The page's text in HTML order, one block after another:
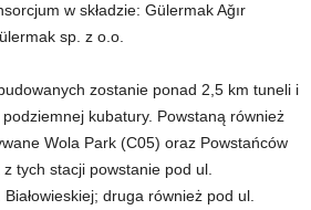
w składzie: Gülermak Aǧır
sp. z o.o.
zostanie ponad 2,5 km tuneli i
kubatury. Powstaną również
Wola Park (C05) oraz Powstańców
tych stacji powstanie pod ul.
druga również pod ul.